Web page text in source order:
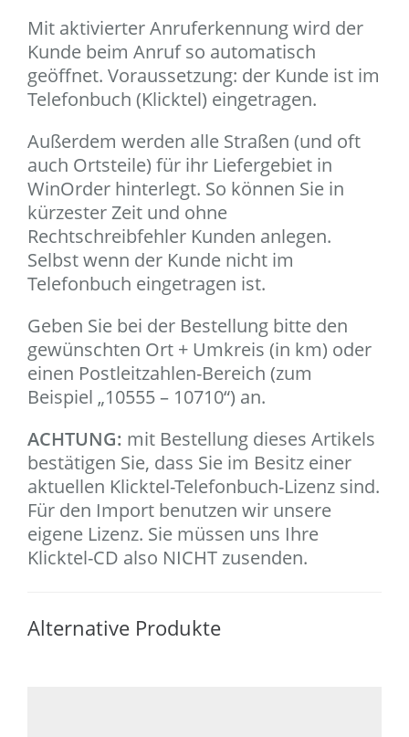
Mit aktivierter Anruferkennung wird der
Kunde beim Anruf so automatisch
geöffnet. Voraussetzung: der Kunde ist im
Telefonbuch (Klicktel) eingetragen.
Außerdem werden alle Straßen (und oft
auch Ortsteile) für ihr Liefergebiet in
WinOrder hinterlegt. So können Sie in
kürzester Zeit und ohne
Rechtschreibfehler Kunden anlegen.
Selbst wenn der Kunde nicht im
Telefonbuch eingetragen ist.
Geben Sie bei der Bestellung bitte den
gewünschten Ort + Umkreis (in km) oder
einen Postleitzahlen-Bereich (zum
Beispiel „10555 – 10710“) an.
ACHTUNG: mit Bestellung dieses Artikels
bestätigen Sie, dass Sie im Besitz einer
aktuellen Klicktel-Telefonbuch-Lizenz sind.
Für den Import benutzen wir unsere
eigene Lizenz. Sie müssen uns Ihre
Klicktel-CD also NICHT zusenden.
Alternative Produkte